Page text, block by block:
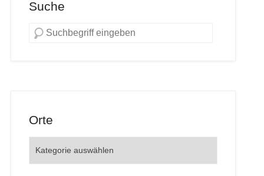
Suche
Orte